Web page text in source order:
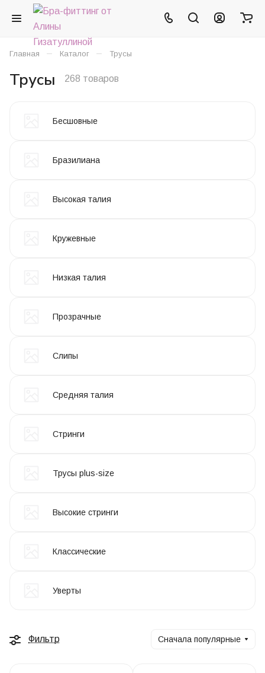
Главная – Каталог – Трусы
Трусы 268 товаров
Бесшовные
Бразилиана
Высокая талия
Кружевные
Низкая талия
Прозрачные
Слипы
Средняя талия
Стринги
Трусы plus-size
Высокие стринги
Классические
Уверты
Фильтр Сначала популярные